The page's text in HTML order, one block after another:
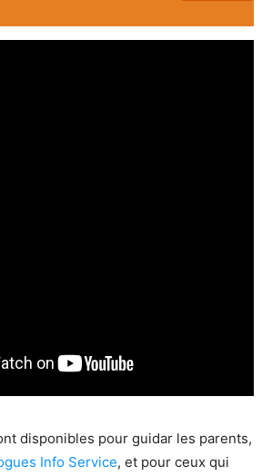
disponibles pour guidar les parents,
Info Service, et pour ceux qui